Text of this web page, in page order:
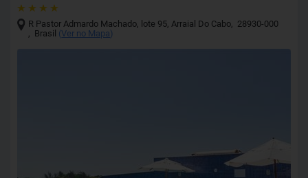
R Pastor Admardo Machado, lote 95,Arraial Do Cabo, 28930-000
, Brasil (Ver no Mapa)